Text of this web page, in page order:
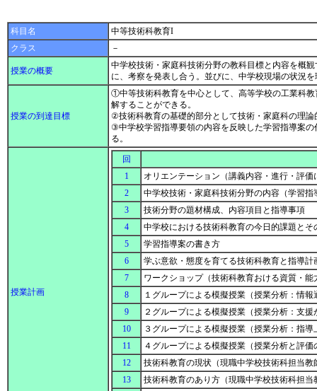
科目名
中等技術科教育I
クラス
－
授業の概要
中学校技術・家庭科技術分野の教科目標と内容を概
に、考察を発表し合う。並びに、中学校現場の状況
授業の到達目標
①中等技術科教育を中心として、高等学校の工業科
解することができる。
②技術科教育の基礎的部分として技術・家庭科の理
③中学校学習指導要領の内容を反映した学習指導案
る。
授業計画
回
1
オリエンテーション（講義内容・進行・評
2
中学校技術・家庭科技術分野の内容（学習
3
技術分野の題材構成、内容項目と指導事項
4
中学校における技術科教育の今日的課題と
5
学習指導案の書き方
6
学ぶ意欲・態度を育てる技術科教育と指導
7
ワークショップ（技術科教育おける資質・
8
１グループによる模擬授業（授業分析：情
9
２グループによる模擬授業（授業分析：支
10
３グループによる模擬授業（授業分析：指
11
４グループによる模擬授業（授業分析と評
12
技術科教育の現状（現職中学校技術科担当
13
技術科教育のあり方（現職中学校技術科担